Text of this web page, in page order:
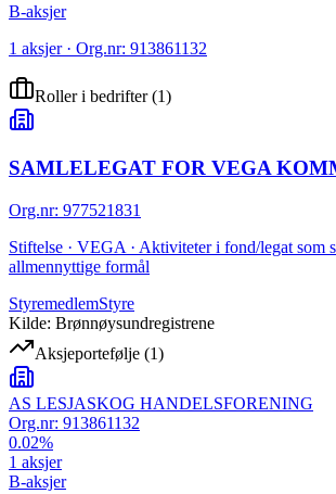
B-aksjer
1 aksjer · Org.nr: 913861132
Roller i bedrifter(1)
SAMLELEGAT FOR VEGA
Org.nr: 977521831
Stiftelse · VEGA · Aktiviteter i fond/legat som
allmennyttige formål
StyremedlemStyre
Kilde: Brønnøysundregistrene
Aksjeportefølje (1)
AS LESJASKOG HANDELSFORENING
Org.nr: 913861132
0.02%
1 aksjer
B-aksjer